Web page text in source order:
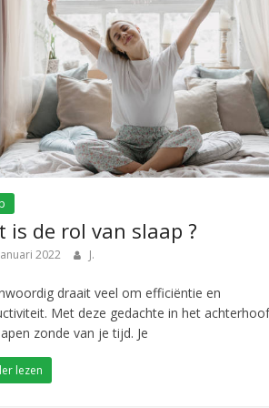
is de rol van slaap ?
2022 J.
draait veel om efficiëntie en
Met deze gedachte in het
zonde van je tijd. Je
lezen